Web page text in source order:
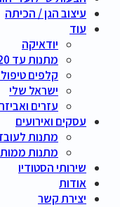
עיצוב הגן / הכיתה
עוד
יודאיקה
מתנות עד 20 ש"ח
קלפים
ישראל שלי
עזרים
עסקים ואירועים
מתנות
מתנות
שירותי הסטודיו
אודות
יצירת קשר